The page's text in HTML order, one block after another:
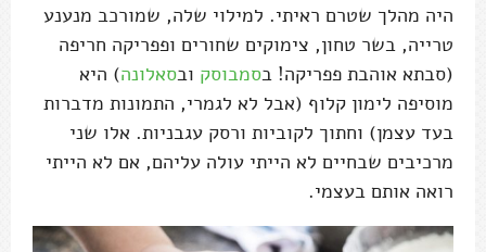
היה מהלך שטרם ראיתי. למילוי שלה, שמורכב מנענע
טרייה, בשר טחון, צימוקים שחורים ופפריקה חריפה
(סבתא אוהבת פפריקה! בסמבוסק ובסאלונה) היא
מוסיפה לימון קלוף (אבל לא לגמרי, התמונות מדברות
בעד עצמן) וחתוך לקוביות ורסק עגבניות. אלו שני
מרכיבים שבחיים לא הייתי עולה עליהם, אם לא הייתי
רואה אותם בעצמי.